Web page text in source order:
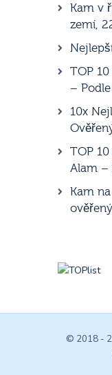
Kam v
zemí,
TOP
–
10x
TOP
Alam –
Kam
© 2018 -